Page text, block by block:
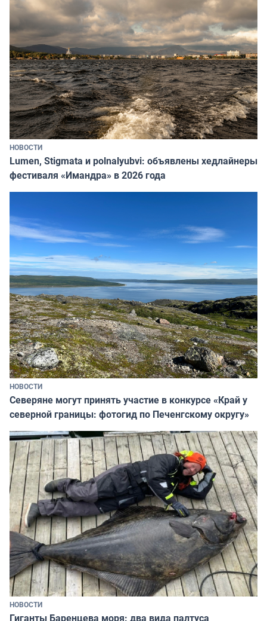
НОВОСТИ
Lumen, Stigmata и polnalyubvi: объявлены хедлайнеры
фестиваля «Имандра» в 2026 года
НОВОСТИ
Северяне могут принять участие в конкурсе «Край у
северной границы: фотогид по Печенгскому округу»
НОВОСТИ
Гиганты Баренцева моря: два вида палтуса